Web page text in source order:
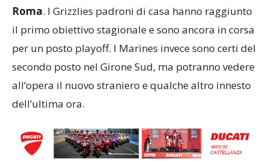
Roma. I Grizzlies padroni di casa hanno raggiunto
il primo obiettivo stagionale e sono ancora in corsa
per un posto playoff. I Marines invece sono certi del
secondo posto nel Girone Sud, ma potranno vedere
all’opera il nuovo straniero e qualche altro innesto
dell’ultima ora.